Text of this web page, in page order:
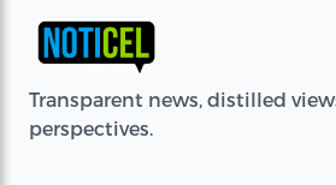
Transparent news, distilled
perspectives.